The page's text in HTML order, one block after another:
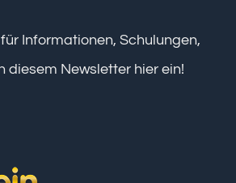
Informationen, Schulungen,
diesem Newsletter hier ein!